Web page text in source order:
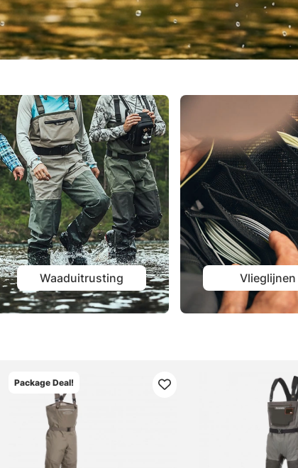
Waaduitrusting Vlieglijnen
Package Deal!